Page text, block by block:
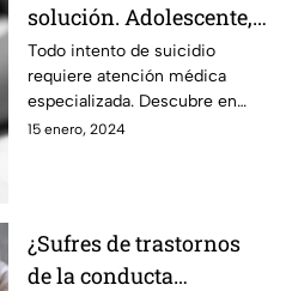
solución. Adolescente,
en estos sitios te
apoyan.
Todo intento de suicidio
requiere atención médica
especializada. Descubre en
qué lugares te brindan apoyo
15 enero, 2024
¿Sufres de trastornos
de la conducta